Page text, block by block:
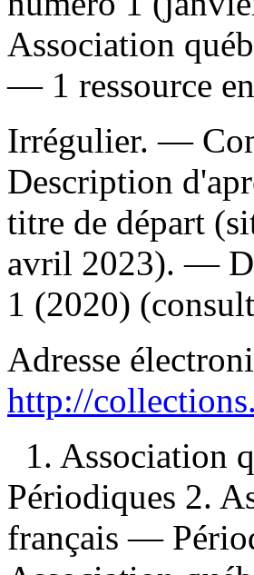
Association
— 1 ressource
Irrégulier. —
Description
titre de départ
avril 2023). —
1 (2020)
Adresse
http://
1. Association
Périodiques 2.
français —